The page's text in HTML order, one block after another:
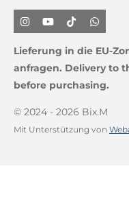
I
n
t
a
r
m
Y
o
T
u
e
T
i
T
o
W
h
a
t
s
p
Lieferung in die EU-
anfragen. Delivery to
before purchasing.
© 2024 - 2026 Bix.M
Mit Unterstützung von